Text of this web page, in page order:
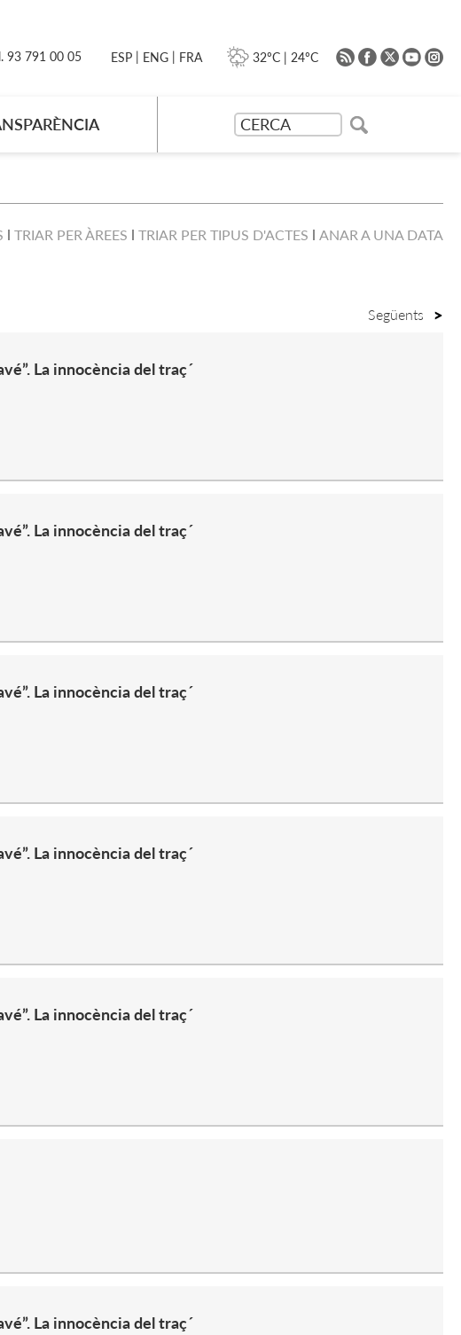
93 791 00 05 ESP | ENG | FRA 32ºC | 24ºC
TRIAR PER ÀREES TRIAR PER TIPUS D'ACTES ANAR A UNA DATA
Següents
La innocència del traç´
La innocència del traç´
La innocència del traç´
La innocència del traç´
La innocència del traç´
La innocència del traç´